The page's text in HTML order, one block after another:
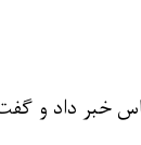
فوتسال اسپیناس